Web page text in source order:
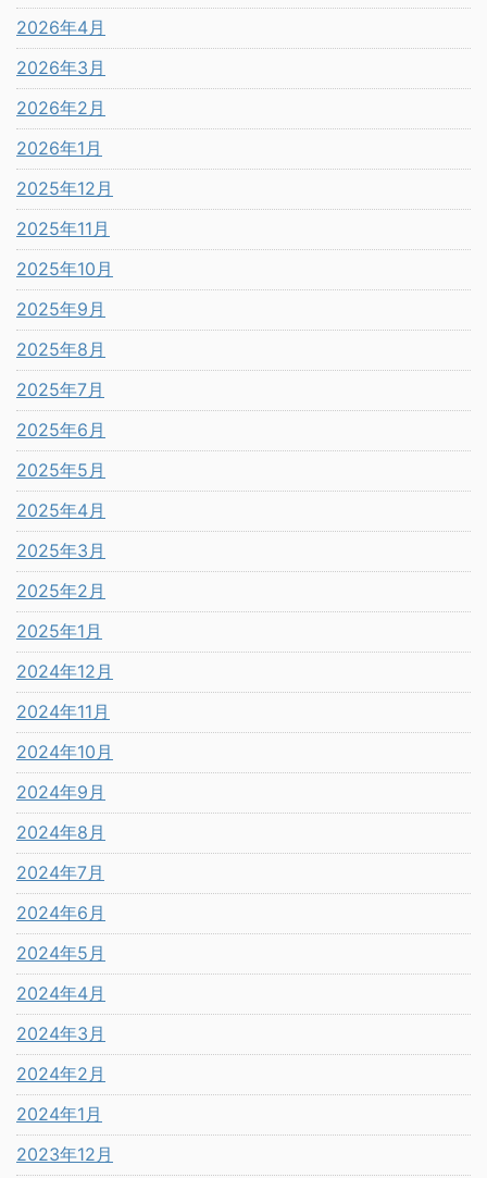
2026年4月
2026年3月
2026年2月
2026年1月
2025年12月
2025年11月
2025年10月
2025年9月
2025年8月
2025年7月
2025年6月
2025年5月
2025年4月
2025年3月
2025年2月
2025年1月
2024年12月
2024年11月
2024年10月
2024年9月
2024年8月
2024年7月
2024年6月
2024年5月
2024年4月
2024年3月
2024年2月
2024年1月
2023年12月